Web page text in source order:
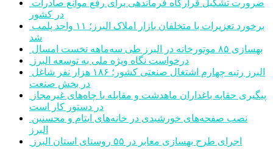
در کشور
شد
بهسازی ۸۵ موتورخانه در البرز طی سه‌ماهه نخست امسال
درخواست نگاه ویژه ملی به توسعه البرز
در بخش صنعت
در دستور کار است
البرز
اجرای طرح بهسازی معابر در ۵۵ روستای استان البرز